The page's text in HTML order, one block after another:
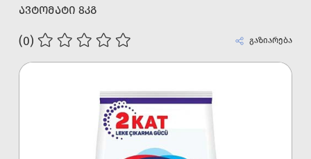
ᲐᲕᲢᲝᲛᲐᲢᲘ 8ᲙᲒ
(0) გაზიარება